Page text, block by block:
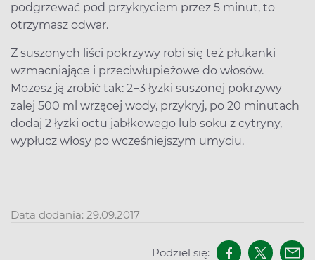
podgrzewać pod przykryciem przez 5 minut, to
otrzymasz odwar.
Z suszonych liści pokrzywy robi się też płukanki
wzmacniające i przeciwłupieżowe do włosów.
Możesz ją zrobić tak: 2−3 łyżki suszonej pokrzywy
zalej 500 ml wrzącej wody, przykryj, po 20 minutach
dodaj 2 łyżki octu jabłkowego lub soku z cytryny,
wypłucz włosy po wcześniejszym umyciu.
Data dodania: 29.09.2017
Podziel się: